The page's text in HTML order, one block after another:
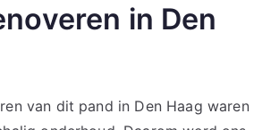
in Den
van dit pand in Den Haag waren